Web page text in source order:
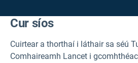
Cur síos
Cuirtear a thorthaí i láthair sa séú
Comhaireamh Lancet i